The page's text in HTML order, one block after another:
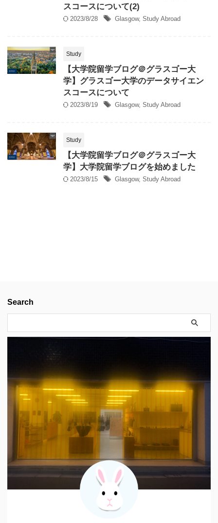
スコースについて(2)
2023/8/28 Glasgow, Study Abroad
Study
【大学院留学ブログ＠グラスゴー大
学】グラスゴー大学のデータサイエン
スコースについて
2023/8/19 Glasgow, Study Abroad
Study
【大学院留学ブログ＠グラスゴー大
学】大学院留学ブログを始めました
2023/8/15 Glasgow, Study Abroad
Search